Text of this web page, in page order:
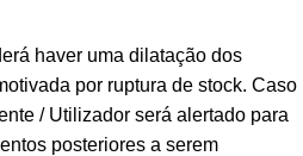
haver uma dilatação dos
por ruptura de stock. Caso
/ Utilizador será alertado para
posteriores a serem